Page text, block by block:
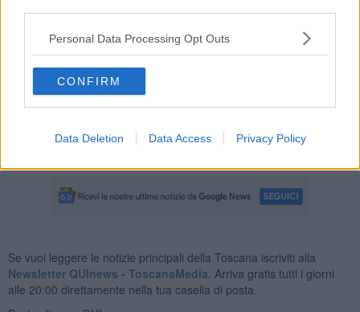
Personal Data Processing Opt Outs
CONFIRM
Data Deletion Data Access Privacy Policy
nella realtà e che in Italia non ci sono rischi di autoritarismo,
definendo la prospettiva ridicola. Ha poi prefigurato la possibilità
dell'assunzione di misure nei confronti della preside fiorentina.
Le sue parole hanno provocato reazioni molto dure da parte di
Se vuoi leggere le notizie principali della Toscana iscriviti alla
Newsletter QUInews - ToscanaMedia. Arriva gratis tutti i giorni
alle 20:00 direttamente nella tua casella di posta.